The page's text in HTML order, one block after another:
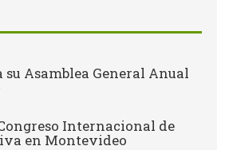
su Asamblea General Anual
Internacional de
en Montevideo